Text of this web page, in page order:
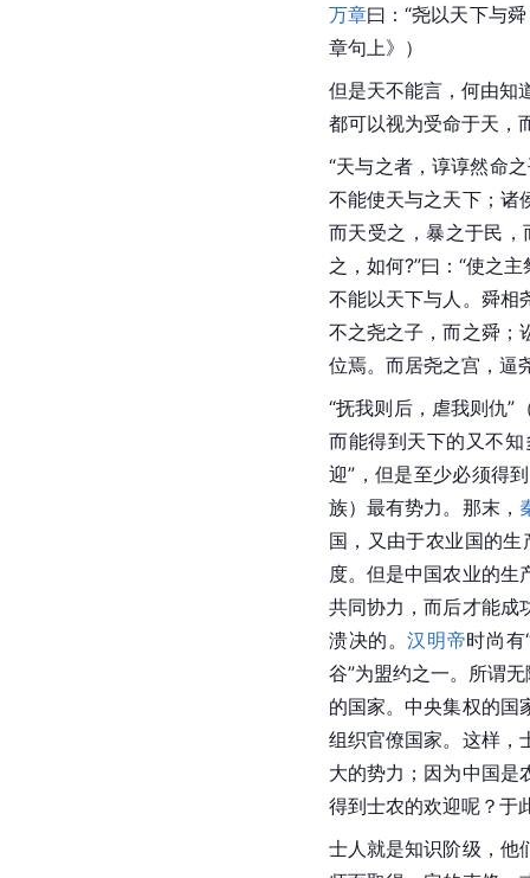
万章曰：“尧以天下与
章句上》）
但是天不能言，何由知
都可以视为受命于天，
“天与之者，谆谆然命
不能使天与之天下；诸
而天受之，暴之于民
之，如何?”曰：“使之
不能以天下与人。舜相
不之尧之子，而之舜；
位焉。而居尧之宫，逼
“抚我则后，虐我则仇”
而能得到天下的又不
迎”，但是至少必须得
族）最有势力。那末，
国，又由于农业国的
度。但是中国农业的生
共同协力，而后才能成
溃决的。汉明帝时尚
谷”为盟约之一。所谓
的国家。中央集权的国
组织官僚国家。这样，
大的势力；因为中国是
得到士农的欢迎呢？于
士人就是知识阶级，他